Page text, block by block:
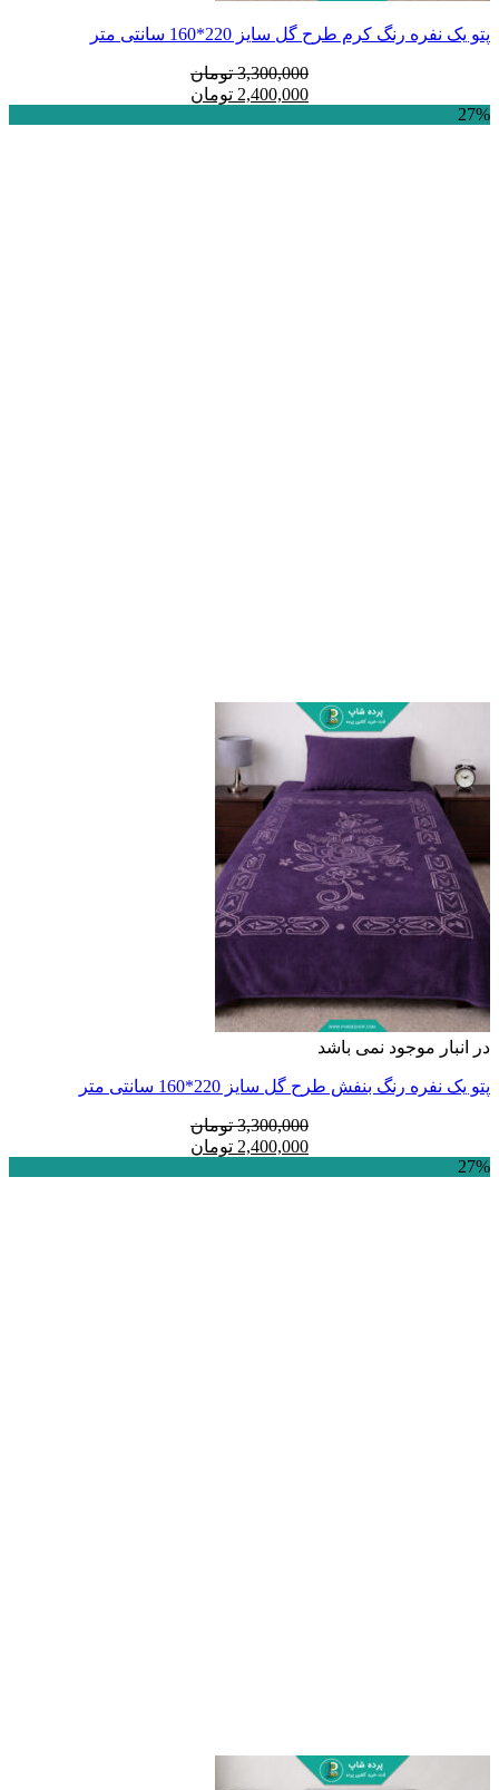
پتو یک نفره رنگ کرم طرح گل سایز 220*160 سانتی متر
3,300,000 تومان
قیمت
اصلی:2,400,000 تومان
قیمت
فعلی:
27%
در انبار موجود نمی باشد
پتو یک نفره رنگ بنفش طرح گل سایز 220*160 سانتی متر
3,300,000 تومان
قیمت
اصلی:2,400,000 تومان
قیمت
فعلی:
27%